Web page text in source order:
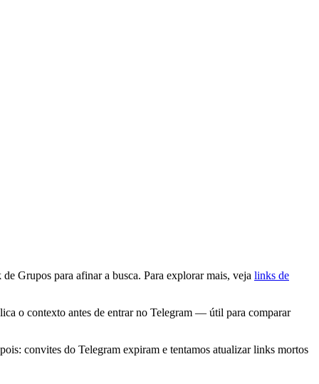
Grupos para afinar a busca. Para explorar mais, veja links de
o contexto antes de entrar no Telegram — útil para comparar
convites do Telegram expiram e tentamos atualizar links mortos